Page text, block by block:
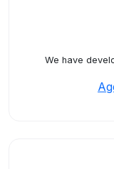
We have